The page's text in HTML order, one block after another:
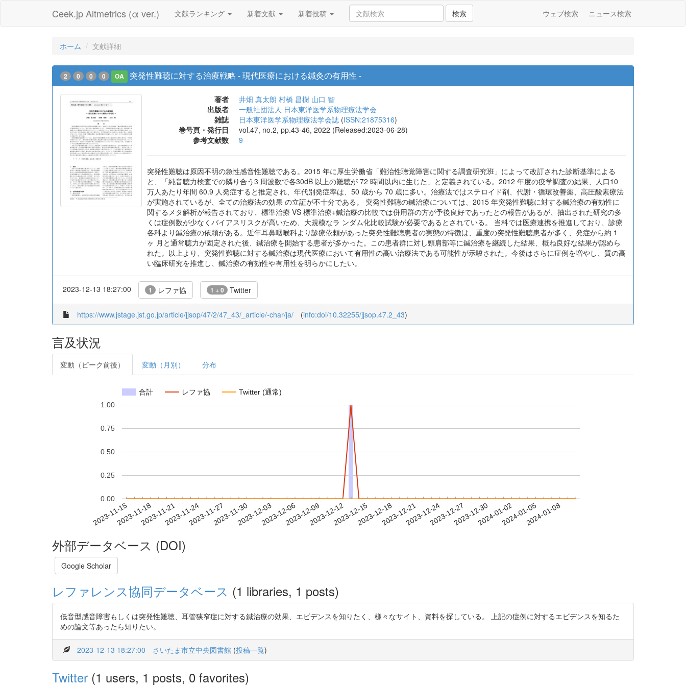
Ceek.jp Altmetrics (α ver.) 文献ランキング 新着文献 新着投稿 検索 ウェブ検索 ニュース検索
ホーム 文献詳細
2 0 0 0 OA 突発性難聴に対する治療戦略 - 現代医療における鍼灸の有用性 -
著者 井畑 真太朗 村橋 昌樹 山口 智
出版者
一般社団法人 日本東洋医学系物理療法学会
雑誌
日本東洋医学系物理療法学会誌 (ISSN:21875316)
巻号頁・発行日
vol.47, no.2, pp.43-46, 2022 (Released:2023-06-28)
参考文献数
9
突発性難聴は原因不明の急性感音性難聴である。2015 年に厚生労働省「難治性聴覚障害に関する調査研究班」によって改訂された診断基準による
と、「純音聴力検査での隣り合う3 周波数で各30dB 以上の難聴が 72 時間以内に生じた」と定義されている。2012 年度の疫学調査の結果、人口10
万人あたり年間 60.9 人発症すると推定され、年代別発症率は、50 歳から 70 歳に多い。治療法ではステロイド剤、代謝・循環改善薬、高圧酸素療法
が実施されているが、全ての治療法の効果 の立証が不十分である。 突発性難聴の鍼治療については、2015 年突発性難聴に対する鍼治療の有効性に
関するメタ解析が報告されており、標準治療 VS 標準治療+鍼治療の比較では併用群の方が予後良好であったとの報告があるが、抽出された研究の多
くは症例数が少なくバイアスリスクが高いため、大規模なラ ンダム化比較試験が必要であるとされている。 当科では医療連携を推進しており、診療
各科より鍼治療の依頼がある。近年耳鼻咽喉科より診療依頼があった突発性難聴患者の実態の特徴は、重度の突発性難聴患者が多く、発症から約 1
ヶ 月と通常聴力が固定された後、鍼治療を開始する患者が多かった。この患者群に対し頸肩部等に鍼治療を継続した結果、概ね良好な結果が認めら
れた。以上より、突発性難聴に対する鍼治療は現代医療において有用性の高い治療法である可能性が示唆された。今後はさらに症例を増やし、質の高
い臨床研究を推進し、鍼治療の有効性や有用性を明らかにしたい。
2023-12-13 18:27:00 1 レファ協 1 + 0 Twitter
https://www.jstage.jst.go.jp/article/jjsop/47/2/47_43/_article/-char/ja/ (info:doi/10.32255/jjsop.47.2_43)
言及状況
変動（ピーク前後） 変動（月別） 分布
合計 レファ協 Twitter (通常)
2023-11-152023-11-182023-11-212023-11-242023-11-272023-11-302023-12-032023-12-062023-12-092023-12-122023-12-152023-12-182023-12-212023-12-242023-12-272023-12-302024-01-022024-01-052024-01-08
0.00
0.25
0.50
0.75
1.00
外部データベース (DOI)
Google Scholar
レファレンス協同データベース (1 libraries, 1 posts)
低音型感音障害もしくは突発性難聴、耳管狭窄症に対する鍼治療の効果、エビデンスを知りたく、様々なサイト、資料を探している。 上記の症例に対するエビデンスを知るた
めの論文等あったら知りたい。
2023-12-13 18:27:00 さいたま市立中央図書館 (投稿一覧)
Twitter (1 users, 1 posts, 0 favorites)